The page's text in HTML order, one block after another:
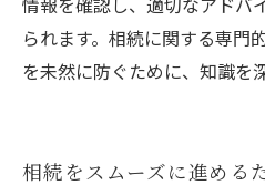
られます。相続に関する専門
を未然に防ぐために、知識を
相続をスムーズに進める